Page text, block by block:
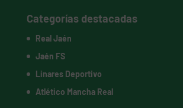
Categorías destacadas
Real Jaén
Jaén FS
Linares Deportivo
Atlético Mancha Real